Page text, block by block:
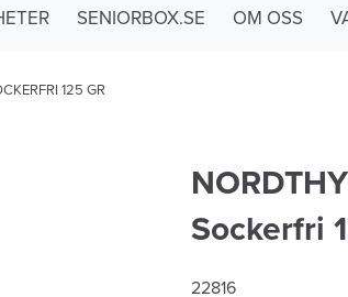
SENIORBOX.SE OM OSS
125 GR
Sockerfri
22816